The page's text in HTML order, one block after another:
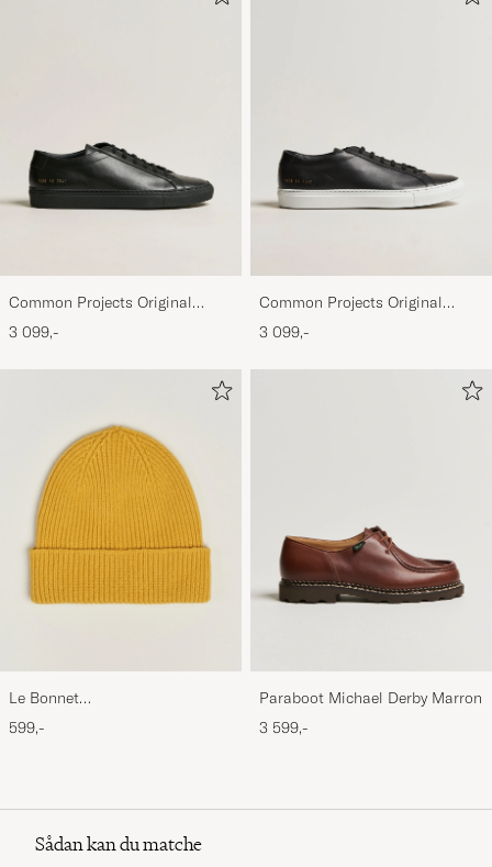
Common Projects Original
Achilles Sneaker Black
3 099,-
Common Projects Original
Achilles Sneaker Black/White
3 099,-
Le Bonnet
Lambswool/Caregora Beanie
Mustard
599,-
Paraboot Michael Derby Marron
3 599,-
Sådan kan du matche